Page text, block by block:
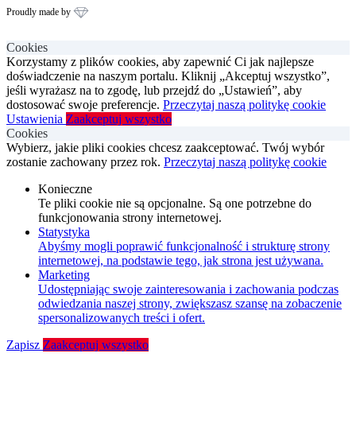
Proudly made by
Cookies
Korzystamy z plików cookies, aby zapewnić Ci jak najlepsze
doświadczenie na naszym portalu. Kliknij „Akceptuj wszystko”,
jeśli wyrażasz na to zgodę, lub przejdź do „Ustawień”, aby
dostosować swoje preferencje. Przeczytaj naszą politykę cookie
Ustawienia Zaakceptuj wszystko
Cookies
Wybierz, jakie pliki cookies chcesz zaakceptować. Twój wybór
zostanie zachowany przez rok. Przeczytaj naszą politykę cookie
Konieczne
Te pliki cookie nie są opcjonalne. Są one potrzebne do
funkcjonowania strony internetowej.
Statystyka
Abyśmy mogli poprawić funkcjonalność i strukturę strony
internetowej, na podstawie tego, jak strona jest używana.
Marketing
Udostępniając swoje zainteresowania i zachowania podczas
odwiedzania naszej strony, zwiększasz szansę na zobaczenie
spersonalizowanych treści i ofert.
Zapisz Zaakceptuj wszystko